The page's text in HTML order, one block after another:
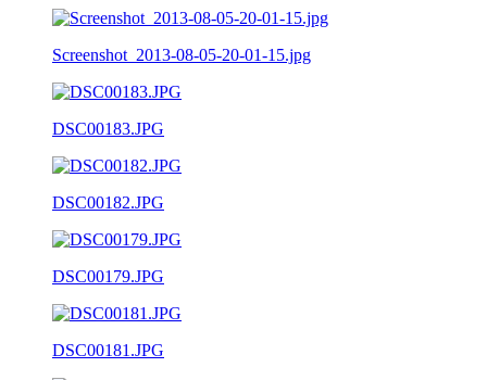
Screenshot_2013-08-05-20-01-15.jpg
DSC00183.JPG
DSC00182.JPG
DSC00179.JPG
DSC00181.JPG